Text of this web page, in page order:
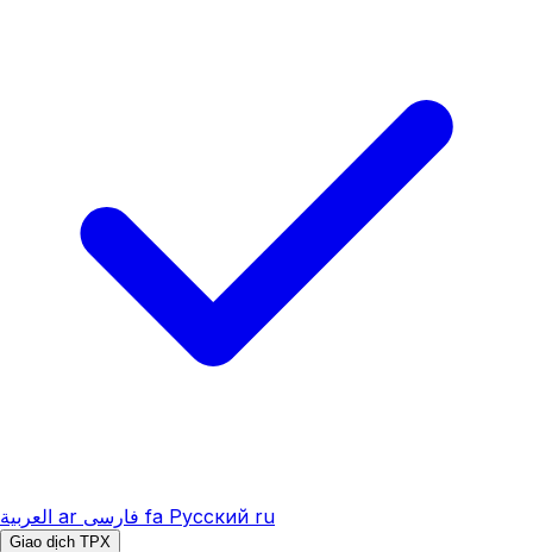
العربية ar فارسی fa Русский ru
Giao dịch TPX